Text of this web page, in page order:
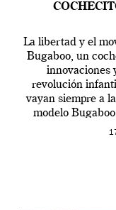
La libertad y el
Bugaboo, un
innovaciones
revolución
vayan siempre a
modelo